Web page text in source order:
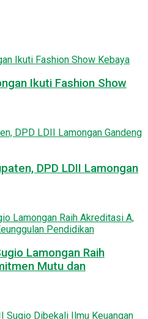
Ikuti Fashion Show
DPD LDII Lamongan
Lamongan Raih
Mutu dan